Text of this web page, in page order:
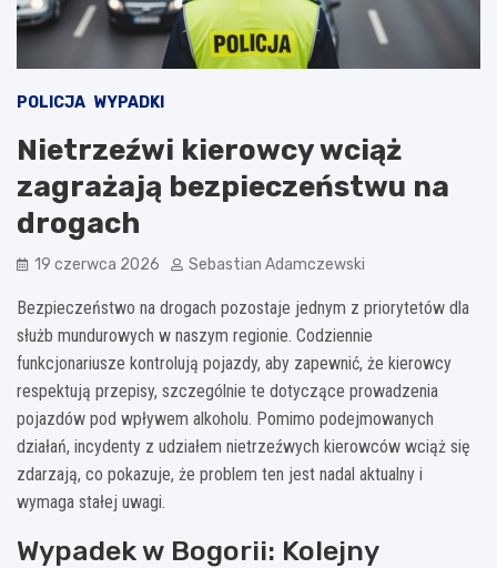
POLICJA WYPADKI
Nietrzeźwi kierowcy wciąż
zagrażają bezpieczeństwu na
drogach
19 czerwca 2026 Sebastian Adamczewski
Bezpieczeństwo na drogach pozostaje jednym z priorytetów dla
służb mundurowych w naszym regionie. Codziennie
funkcjonariusze kontrolują pojazdy, aby zapewnić, że kierowcy
respektują przepisy, szczególnie te dotyczące prowadzenia
pojazdów pod wpływem alkoholu. Pomimo podejmowanych
działań, incydenty z udziałem nietrzeźwych kierowców wciąż się
zdarzają, co pokazuje, że problem ten jest nadal aktualny i
wymaga stałej uwagi.
Wypadek w Bogorii: Kolejny